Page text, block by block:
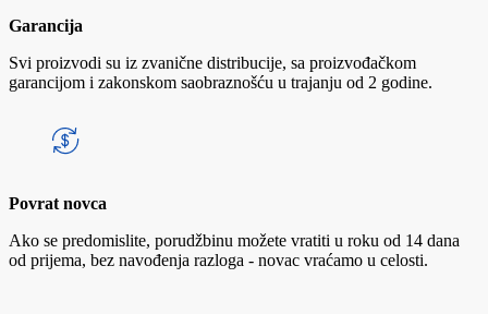
Garancija
Svi proizvodi su iz zvanične distribucije, sa proizvođačkom
garancijom i zakonskom saobraznošću u trajanju od 2 godine.
Povrat novca
Ako se predomislite, porudžbinu možete vratiti u roku od 14 dana
od prijema, bez navođenja razloga - novac vraćamo u celosti.